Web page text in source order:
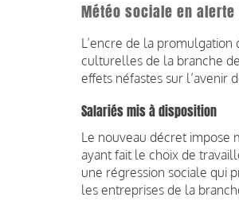
Météo sociale en alerte
L’encre de la
culturelles de la branche
effets néfastes sur l’avenir
Salariés mis à disposition
Le nouveau décret impose
ayant fait le choix de
une régression sociale qui
les entreprises de la